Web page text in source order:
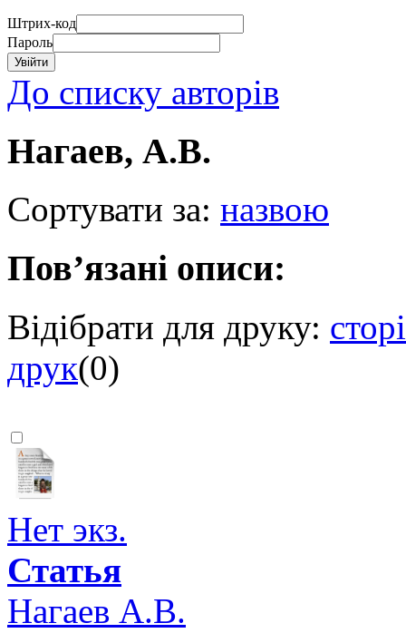
Штрих-код
Пароль
До списку авторів
Нагаев, А.В.
Сортувати за: назвою
Пов’язані описи:
Відібрати для друку:
друк(0)
Нет экз.
Статья
Нагаев А.В.